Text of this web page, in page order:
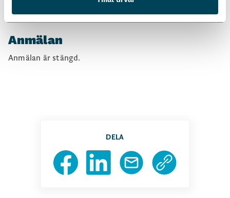
DELA
Anmälan
Anmälan är stängd.